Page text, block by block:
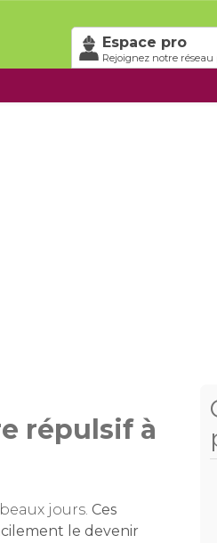
Espace pro
Rejoignez notre réseau
répulsif à
jours. Ces
le devenir